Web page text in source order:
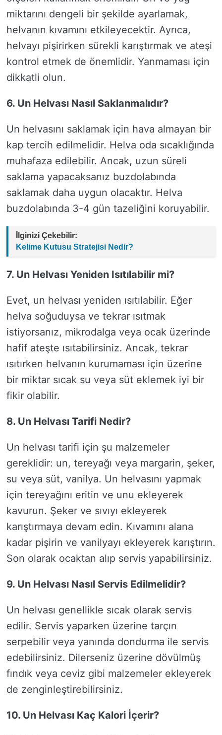
miktarını dengeli bir şekilde ayarlamak,
helvanın kıvamını etkileyecektir. Ayrıca,
helvayı pişirirken sürekli karıştırmak ve ateşi
kontrol etmek de önemlidir. Yanmaması için
dikkatli olun.
6. Un Helvası Nasıl Saklanmalıdır?
Un helvasını saklamak için hava almayan bir
kap tercih edilmelidir. Helva oda sıcaklığında
muhafaza edilebilir. Ancak, uzun süreli
saklama yapacaksanız buzdolabında
saklamak daha uygun olacaktır. Helva
buzdolabında 3-4 gün tazeliğini koruyabilir.
İlginizi Çekebilir:
Kelime Kutusu Stratejisi Nedir?
7. Un Helvası Yeniden Isıtılabilir mi?
Evet, un helvası yeniden ısıtılabilir. Eğer
helva soğuduysa ve tekrar ısıtmak
istiyorsanız, mikrodalga veya ocak üzerinde
hafif ateşte ısıtabilirsiniz. Ancak, tekrar
ısıtırken helvanın kurumaması için üzerine
bir miktar sıcak su veya süt eklemek iyi bir
fikir olabilir.
8. Un Helvası Tarifi Nedir?
Un helvası tarifi için şu malzemeler
gereklidir: un, tereyağı veya margarin, şeker,
su veya süt, vanilya. Un helvasını yapmak
için tereyağını eritin ve unu ekleyerek
kavurun. Şeker ve sıvıyı ekleyerek
karıştırmaya devam edin. Kıvamını alana
kadar pişirin ve vanilyayı ekleyerek karıştırın.
Son olarak ocaktan alıp servis yapabilirsiniz.
9. Un Helvası Nasıl Servis Edilmelidir?
Un helvası genellikle sıcak olarak servis
edilir. Servis yaparken üzerine tarçın
serpebilir veya yanında dondurma ile servis
edebilirsiniz. Dilerseniz üzerine dövülmüş
fındık veya ceviz gibi malzemeler ekleyerek
de zenginleştirebilirsiniz.
10. Un Helvası Kaç Kalori İçerir?